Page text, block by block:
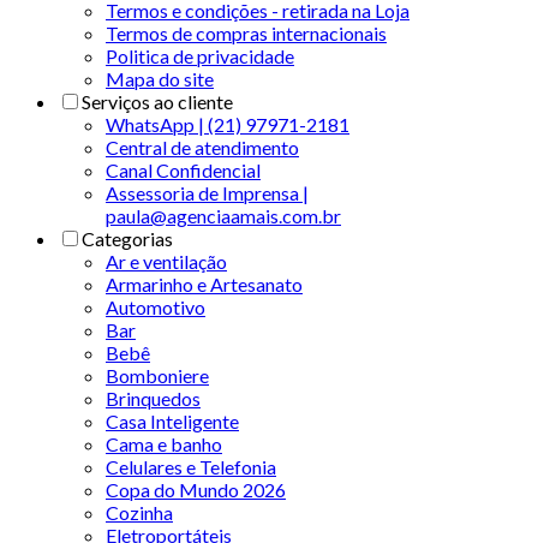
Termos e condições - retirada na Loja
Termos de compras internacionais
Politica de privacidade
Mapa do site
Serviços ao cliente
WhatsApp | (21) 97971-2181
Central de atendimento
Canal Confidencial
Assessoria de Imprensa |
paula@agenciaamais.com.br
Categorias
Ar e ventilação
Armarinho e Artesanato
Automotivo
Bar
Bebê
Bomboniere
Brinquedos
Casa Inteligente
Cama e banho
Celulares e Telefonia
Copa do Mundo 2026
Cozinha
Eletroportáteis